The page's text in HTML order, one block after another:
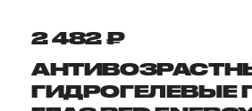
2 482 ₽
ГИДРОГЕЛЕВЫЕ